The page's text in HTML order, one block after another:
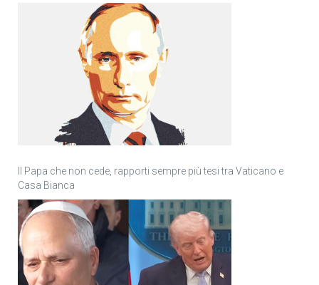
Il Papa che non cede, rapporti sempre più tesi tra Vaticano e
Casa Bianca